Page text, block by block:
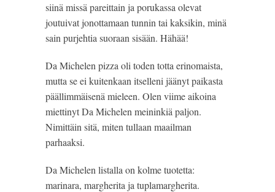
siinä missä pareittain ja porukassa olevat
joutuivat jonottamaan tunnin tai kaksikin, minä
sain purjehtia suoraan sisään. Hähää!
Da Michelen pizza oli toden totta erinomaista,
mutta se ei kuitenkaan itselleni jäänyt paikasta
päällimmäisenä mieleen. Olen viime aikoina
miettinyt Da Michelen meininkiä paljon.
Nimittäin sitä, miten tullaan maailman
parhaaksi.
Da Michelen listalla on kolme tuotetta:
marinara, margherita ja tuplamargherita.